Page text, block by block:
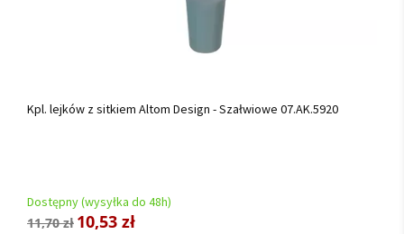
Kpl. lejków z sitkiem Altom Design - Szałwiowe 07.AK.5920
Dostępny (wysyłka do 48h)
11,70 zł 10,53 zł